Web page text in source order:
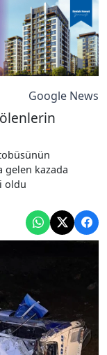
ölenlerin
Google News
gelen kazada
oldu